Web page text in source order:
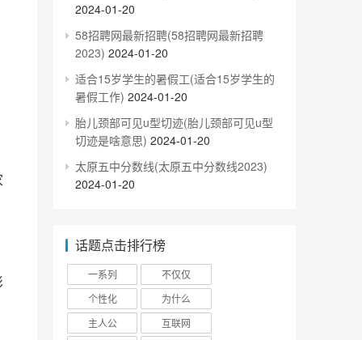
2024-01-20
58招聘网最新招聘(58招聘网最新招聘
2023) 2024-01-20
适合15岁学生的暑假工(适合15岁学生的
暑假工作) 2024-01-20
胎儿颈部可见u型切迹(胎儿颈部可见u型
切迹是啥意思) 2024-01-20
太原五中分数线(太原五中分数线2023)
2024-01-20
话题点击排行榜
一系列
不仅仅
个性化
为什么
主人公
互联网